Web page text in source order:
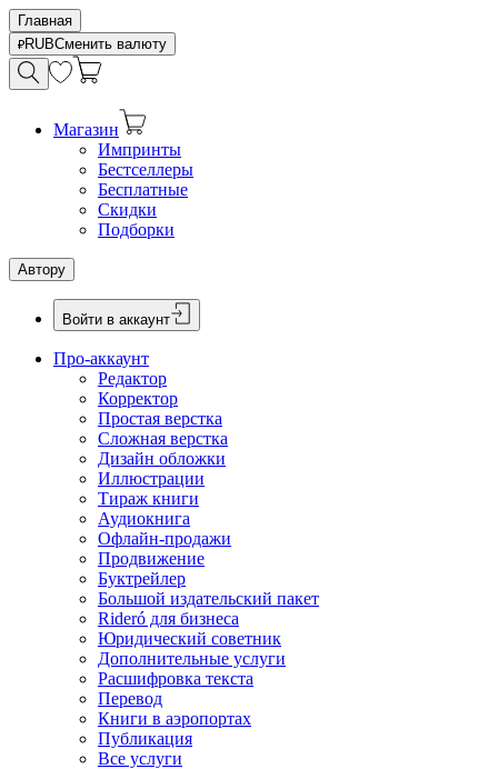
Главная
RUBСменить валюту
Магазин
Импринты
Бестселлеры
Бесплатные
Скидки
Подборки
Автору
Войти в аккаунт
Про-аккаунт
Редактор
Корректор
Простая верстка
Сложная верстка
Дизайн обложки
Иллюстрации
Тираж книги
Аудиокнига
Офлайн-продажи
Продвижение
Буктрейлер
Большой издательский пакет
Rideró для бизнеса
Юридический советник
Дополнительные услуги
Расшифровка текста
Перевод
Книги в аэропортах
Публикация
Все услуги